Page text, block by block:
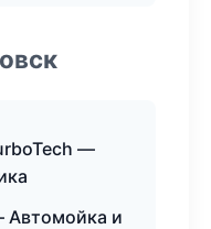
—
Автомойка и